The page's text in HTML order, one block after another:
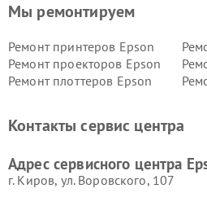
Мы ремонтируем
Ремонт принтеров Epson
Ремонт проекторов Epson
Ремонт плоттеров Epson
Контакты сервис центра
Адрес сервисного центра
г. Киров, ул. Воровского, 107